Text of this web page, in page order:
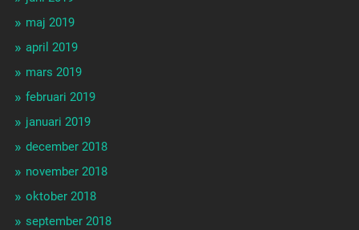
maj 2019
april 2019
mars 2019
februari 2019
januari 2019
december 2018
november 2018
oktober 2018
september 2018